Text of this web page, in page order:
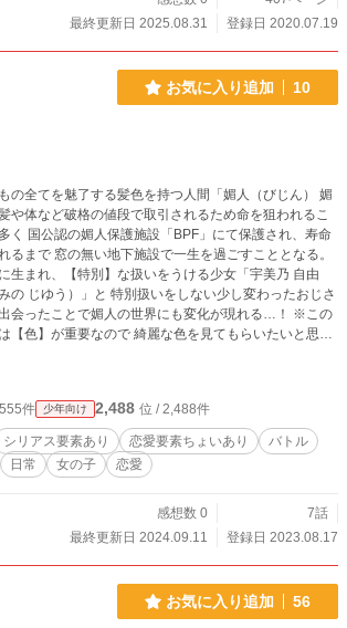
最終更新日 2025.08.31
登録日 2020.07.19
お気に入り追加 10
の全てを魅了する髪色を持つ人間「媚人（びじん） 媚
や体など破格の値段で取引されるため命を狙われるこ
く 国公認の媚人保護施設「BPF」にて保護され、寿命
るまで 窓の無い地下施設で一生を過ごすこととなる。
生まれ、【特別】な扱いをうける少女「宇美乃 自由
みの じゆう）」と 特別扱いをしない少し変わったおじさ
会ったことで媚人の世界にも変化が現れる…！ ※この
【色】が重要なので 綺麗な色を見てもらいたいと思い
件 少年向け 2,488 位 / 2,488件
シリアス要素あり 恋愛要素ちょいあり
バトル
日常 女の子 恋愛
感想数 0
7話
最終更新日 2024.09.11
登録日 2023.08.17
お気に入り追加 56